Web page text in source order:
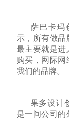
萨巴卡玛
示，所有做
最主要就是
购买，网际
我们的品牌。
果多设计
是一间公司